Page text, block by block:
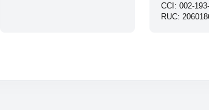
CCI: 002-
RUC: